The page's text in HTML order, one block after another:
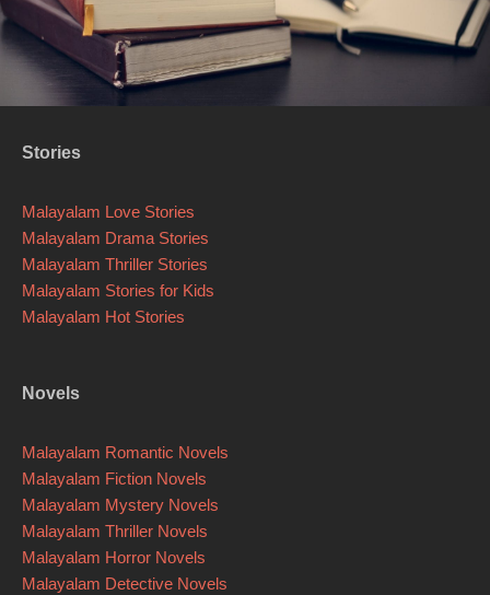
Stories
Malayalam Love Stories
Malayalam Drama Stories
Malayalam Thriller Stories
Malayalam Stories for Kids
Malayalam Hot Stories
Novels
Malayalam Romantic Novels
Malayalam Fiction Novels
Malayalam Mystery Novels
Malayalam Thriller Novels
Malayalam Horror Novels
Malayalam Detective Novels